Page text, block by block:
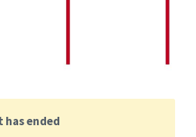
has ended